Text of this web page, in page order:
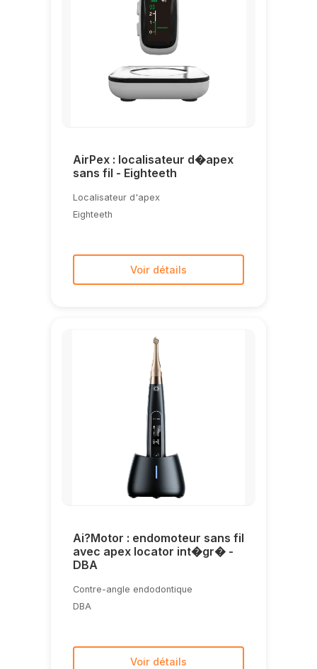
Xpect Vision (1)
(11)
AirPex : localisateur d�apex
sans fil - Eighteeth
Localisateur d'apex
Eighteeth
Voir détails
Ai?Motor : endomoteur sans fil
avec apex locator int�gr� -
DBA
Contre-angle endodontique
DBA
Voir détails